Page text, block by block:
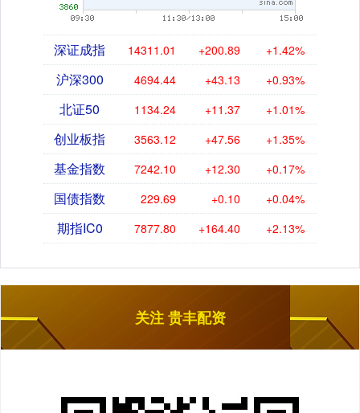
深证成指 14311.01 +200.89 +1.42%
沪深300 4694.44 +43.13 +0.93%
北证50 1134.24 +11.37 +1.01%
创业板指 3563.12 +47.56 +1.35%
基金指数 7242.10 +12.30 +0.17%
国债指数 229.69 +0.10 +0.04%
期指IC0 7877.80 +164.40 +2.13%
关注 贵丰配资